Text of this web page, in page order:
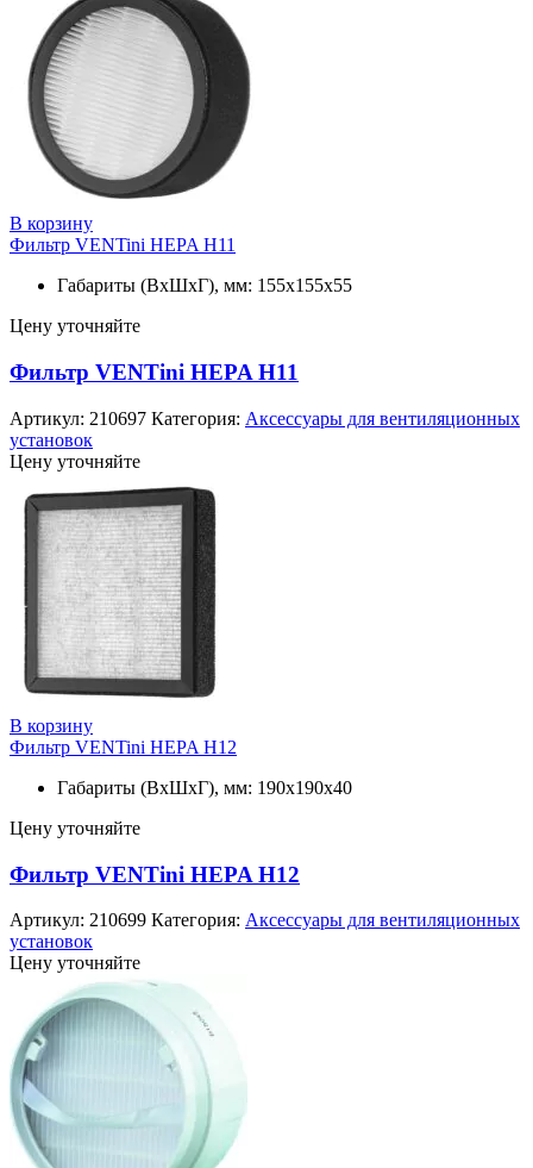
В корзину
Фильтр VENTini HEPA H11
Габариты (ВхШхГ), мм: 155х155х55
Цену уточняйте
Фильтр VENTini HEPA H11
Артикул: 210697 Категория: Аксессуары для вентиляционных
установок
Цену уточняйте
В корзину
Фильтр VENTini HEPA H12
Габариты (ВхШхГ), мм: 190х190х40
Цену уточняйте
Фильтр VENTini HEPA H12
Артикул: 210699 Категория: Аксессуары для вентиляционных
установок
Цену уточняйте